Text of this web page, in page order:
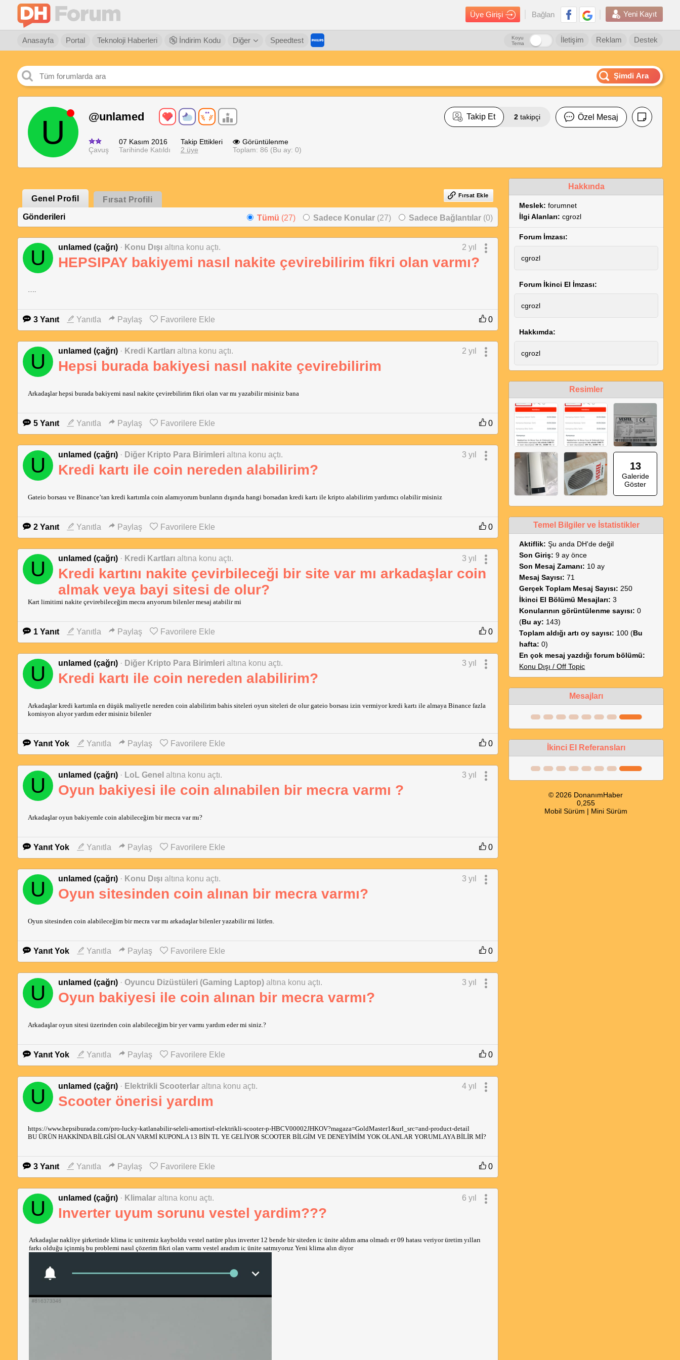
Üye Girişi Bağlan Yeni Kayıt
Anasayfa Portal Teknoloji Haberleri İndirim Kodu Diğer Speedtest Destek
Reklam
İletişim
Koyu
Tema
Şimdi Ara
U @unlamed Takip Et 2 takipçi Özel Mesaj
Çavuş
07 Kasım 2016
Tarihinde Katıldı
Takip Ettikleri
2 üye
Görüntülenme
Toplam: 86 (Bu ay: 0)
Genel Profil Fırsat Profili Fırsat Ekle
Gönderileri Tümü (27) Sadece Konular (27) Sadece Bağlantılar (0)
U unlamed (çağrı) · Konu Dışı altına konu açtı. 2 yıl
HEPSIPAY bakiyemi nasıl nakite çevirebilirim fikri olan varmı?
….
3 Yanıt Yanıtla Paylaş Favorilere Ekle 0
U unlamed (çağrı) · Kredi Kartları altına konu açtı. 2 yıl
Hepsi burada bakiyesi nasıl nakite çevirebilirim
Arkadaşlar hepsi burada bakiyemi nasıl nakite çevirebilirim fikri olan var mı yazabilir misiniz bana
5 Yanıt Yanıtla Paylaş Favorilere Ekle 0
U unlamed (çağrı) · Diğer Kripto Para Birimleri altına konu açtı. 3 yıl
Kredi kartı ile coin nereden alabilirim?
Gateio borsası ve Binance’tan kredi kartımla coin alamıyorum bunların dışında hangi borsadan kredi kartı ile kripto alabilirim yardımcı olabilir misiniz
2 Yanıt Yanıtla Paylaş Favorilere Ekle 0
U unlamed (çağrı) · Kredi Kartları altına konu açtı. 3 yıl
Kredi kartını nakite çevirbileceği bir site var mı arkadaşlar coin
almak veya bayi sitesi de olur?
Kart limitimi nakite çevirebileceğim mecra arıyorum bilenler mesaj atabilir mi
1 Yanıt Yanıtla Paylaş Favorilere Ekle 0
U unlamed (çağrı) · Diğer Kripto Para Birimleri altına konu açtı. 3 yıl
Kredi kartı ile coin nereden alabilirim?
Arkadaşlar kredi kartımla en düşük maliyetle nereden coin alabilirim bahis siteleri oyun siteleri de olur gateio borsası izin vermiyor kredi kartı ile almaya Binance fazla
komisyon alıyor yardım eder misiniz bilenler
Yanıt Yok Yanıtla Paylaş Favorilere Ekle 0
U unlamed (çağrı) · LoL Genel altına konu açtı. 3 yıl
Oyun bakiyesi ile coin alınabilen bir mecra varmı ?
Arkadaşlar oyun bakiyemle coin alabileceğim bir mecra var mı?
Yanıt Yok Yanıtla Paylaş Favorilere Ekle 0
U unlamed (çağrı) · Konu Dışı altına konu açtı. 3 yıl
Oyun sitesinden coin alınan bir mecra varmı?
Oyun sitesinden coin alabileceğim bir mecra var mı arkadaşlar bilenler yazabilir mi lütfen.
Yanıt Yok Yanıtla Paylaş Favorilere Ekle 0
U unlamed (çağrı) · Oyuncu Dizüstüleri (Gaming Laptop) altına konu açtı. 3 yıl
Oyun bakiyesi ile coin alınan bir mecra varmı?
Arkadaşlar oyun sitesi üzerinden coin alabileceğim bir yer varmı yardım eder mi siniz.?
Yanıt Yok Yanıtla Paylaş Favorilere Ekle 0
U unlamed (çağrı) · Elektrikli Scooterlar altına konu açtı. 4 yıl
Scooter önerisi yardım
https://www.hepsiburada.com/pro-lucky-katlanabilir-seleli-amortisrl-elektrikli-scooter-p-HBCV00002JHKOV?magaza=GoldMaster1&url_src=and-product-detail
BU ÜRÜN HAKKİNDA BİLGİSİ OLAN VARMİ KUPONLA 13 BİN TL YE GELİYOR SCOOTER BİLGİM VE DENEYİMİM YOK OLANLAR YORUMLAYA BİLİR Mİ?
3 Yanıt Yanıtla Paylaş Favorilere Ekle 0
U unlamed (çağrı) · Klimalar altına konu açtı. 6 yıl
Inverter uyum sorunu vestel yardim???
Arkadaşlar nakliye şirketinde klima ic unitemiz kayboldu vestel natüre plus inverter 12 bende bir siteden ic ünite aldım ama olmadı er 09 hatası veriyor üretim yılları
farkı olduğu içinmiş bu problemi nasıl çözerim fikri olan varmı vestel aradım ic ünite satmıyoruz Yeni klima alın diyor
Hakkında
Meslek: forumnet
İlgi Alanları: cgrozl
Forum İmzası:
cgrozl
Forum İkinci El İmzası:
cgrozl
Hakkımda:
cgrozl
Resimler
13
Galeride
Göster
Temel Bilgiler ve İstatistikler
Aktiflik: Şu anda DH'de değil
Son Giriş: 9 ay önce
Son Mesaj Zamanı: 10 ay
Mesaj Sayısı: 71
Gerçek Toplam Mesaj Sayısı: 250
İkinci El Bölümü Mesajları: 3
Konularının görüntülenme sayısı: 0
(Bu ay: 143)
Toplam aldığı artı oy sayısı: 100 (Bu
hafta: 0)
En çok mesaj yazdığı forum bölümü:
Konu Dışı / Off Topic
Mesajları
İkinci El Referansları
© 2026 DonanımHaber
0,255
Mobil Sürüm | Mini Sürüm